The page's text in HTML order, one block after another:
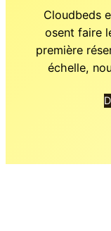
Cloudbeds
osent faire
première
échelle,